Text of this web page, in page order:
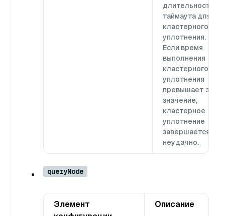
длительность
таймаута для
кластерного
уплотнения.
Если время
выполнения
кластерного
уплотнения
превышает это
значение,
кластерное
уплотнение
завершается
неудачно.
queryNode
Элемент
Описание